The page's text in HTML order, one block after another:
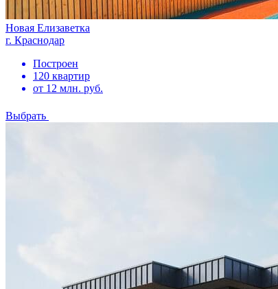
Новая Елизаветка
г. Краснодар
Построен
120 квартир
от 12 млн. руб.
Выбрать